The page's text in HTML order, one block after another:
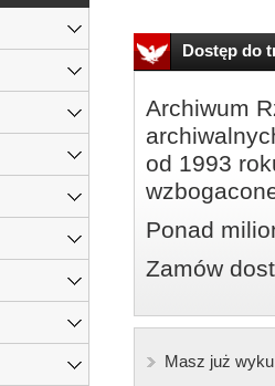
Dostęp do
Archiwum
od 1993
Ponad
Zamów
Masz już